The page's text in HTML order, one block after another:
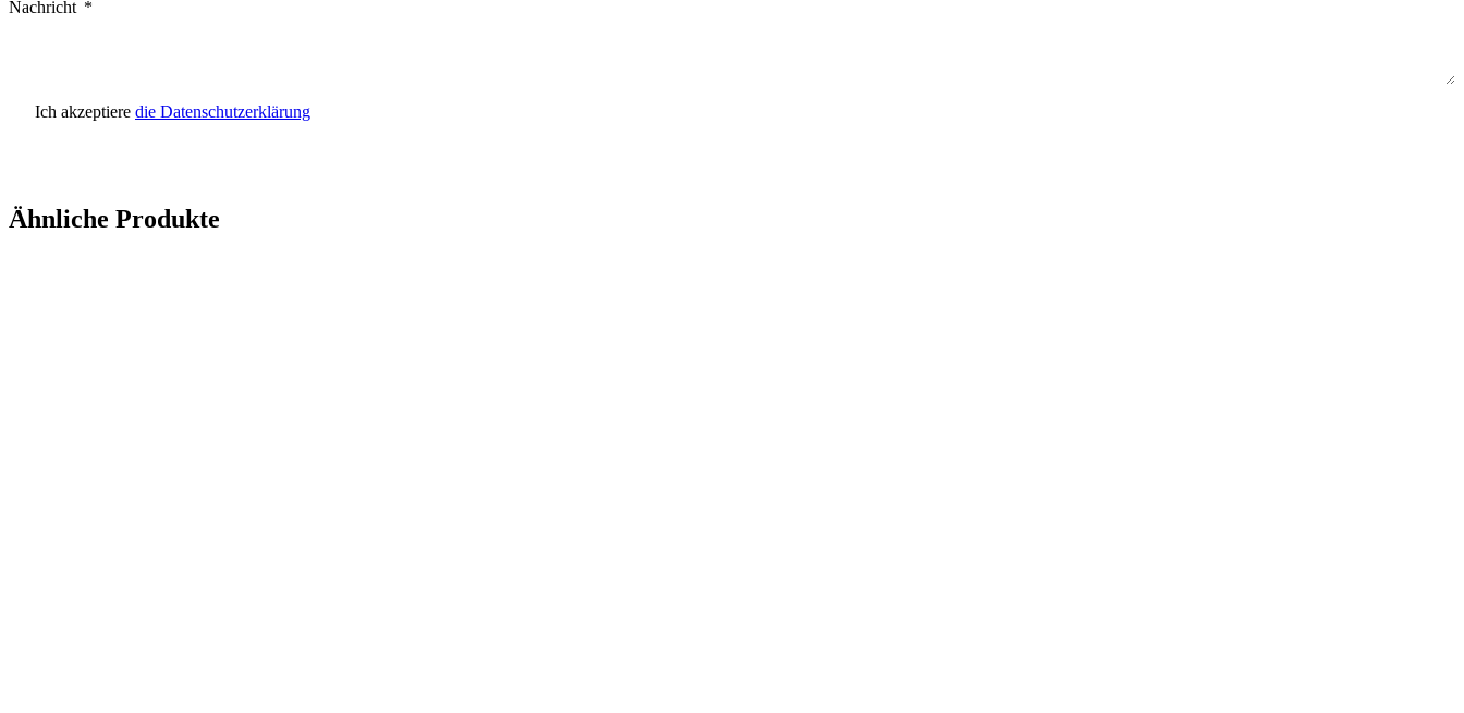
Nachricht
Ich akzeptiere die Datenschutzerklärung
Ähnliche Produkte